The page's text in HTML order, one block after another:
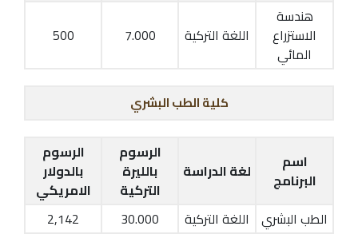
هندسة
الاستزراع
المائي
اللغة التركية 7.000
500
كلية الطب البشري
اسم
البرنامج
لغة الدراسة
الرسوم
بالليرة
التركية
الرسوم
بالدولار
الامريكي
الطب البشري اللغة التركية 30.000
2,142